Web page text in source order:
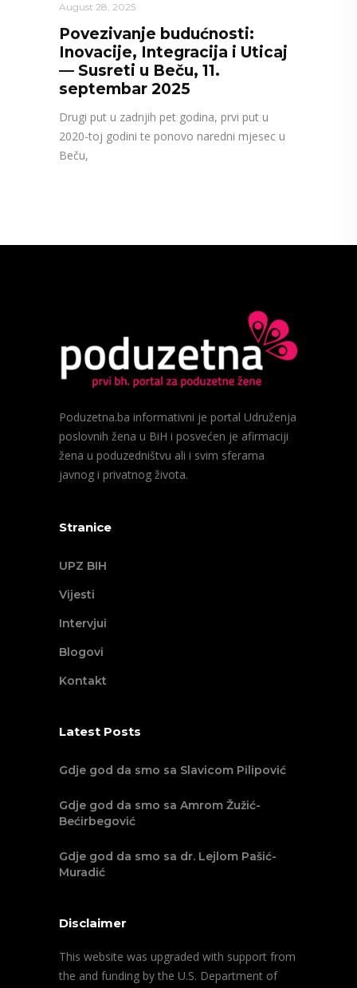
August 28, 2025
Povezivanje budućnosti:
Inovacije, Integracija i Uticaj
— Susreti u Beču, 11.
septembar 2025
Drugi put u zadnjih pet godina, prvi put u
2020-toj godini te ponovo naredni mjesec u
Beču,
Poduzetna.ba informativni je portal Udruženja
poslovnih žena u BiH i posvećen je afirmaciji
žena u poduzedništvu ali i svim sferama
javnog i privatnog života.
Stranice
UPZ BIH
Vijesti
Intervjui
Blogovi
Kontakt
Latest Posts
Gdje god da smo sa Slavicom Pilipović
Gdje god da smo sa Amrom Žužić-
Bećirbegović
Gdje god da smo sa dr. Lejlom Pašić-
Muradić
Disclaimer
This website was upgraded with support from
the and funding by the U.S. Department of